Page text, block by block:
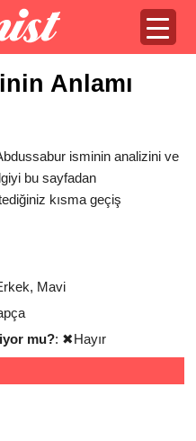
Anlamı
isminin analizini ve
bu sayfadan
kısma geçiş
Mavi
mu?: ✖Hayır